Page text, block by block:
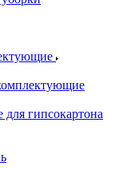
гипсокартона